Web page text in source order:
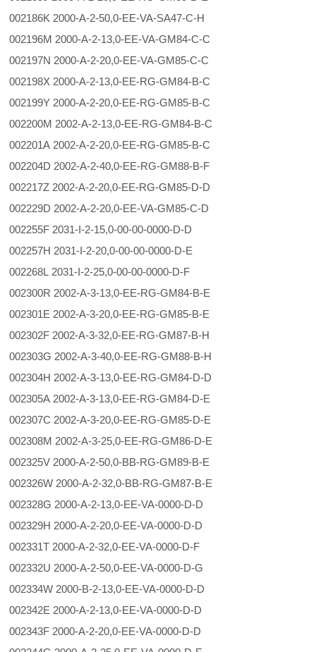
002186K 2000-A-2-50,0-EE-VA-SA47-C-H
002196M 2000-A-2-13,0-EE-VA-GM84-C-C
002197N 2000-A-2-20,0-EE-VA-GM85-C-C
002198X 2000-A-2-13,0-EE-RG-GM84-B-C
002199Y 2000-A-2-20,0-EE-RG-GM85-B-C
002200M 2002-A-2-13,0-EE-RG-GM84-B-C
002201A 2002-A-2-20,0-EE-RG-GM85-B-C
002204D 2002-A-2-40,0-EE-RG-GM88-B-F
002217Z 2002-A-2-20,0-EE-RG-GM85-D-D
002229D 2002-A-2-20,0-EE-VA-GM85-C-D
002255F 2031-I-2-15,0-00-00-0000-D-D
002257H 2031-I-2-20,0-00-00-0000-D-E
002268L 2031-I-2-25,0-00-00-0000-D-F
002300R 2002-A-3-13,0-EE-RG-GM84-B-E
002301E 2002-A-3-20,0-EE-RG-GM85-B-E
002302F 2002-A-3-32,0-EE-RG-GM87-B-H
002303G 2002-A-3-40,0-EE-RG-GM88-B-H
002304H 2002-A-3-13,0-EE-RG-GM84-D-D
002305A 2002-A-3-13,0-EE-RG-GM84-D-E
002307C 2002-A-3-20,0-EE-RG-GM85-D-E
002308M 2002-A-3-25,0-EE-RG-GM86-D-E
002325V 2000-A-2-50,0-BB-RG-GM89-B-E
002326W 2000-A-2-32,0-BB-RG-GM87-B-E
002328G 2000-A-2-13,0-EE-VA-0000-D-D
002329H 2000-A-2-20,0-EE-VA-0000-D-D
002331T 2000-A-2-32,0-EE-VA-0000-D-F
002332U 2000-A-2-50,0-EE-VA-0000-D-G
002334W 2000-B-2-13,0-EE-VA-0000-D-D
002342E 2000-A-2-13,0-EE-VA-0000-D-D
002343F 2000-A-2-20,0-EE-VA-0000-D-D